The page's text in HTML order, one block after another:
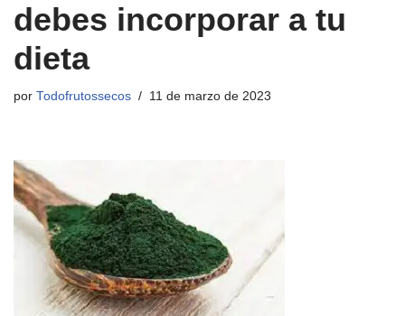
debes incorporar a tu
dieta
por Todofrutossecos 11 de marzo de 2023